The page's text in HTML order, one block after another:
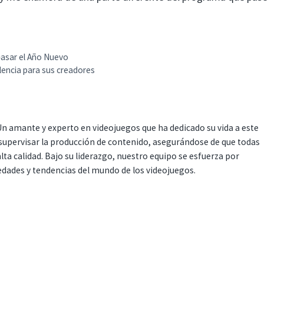
el Año Nuevo
para sus creadores
amante y experto en videojuegos que ha dedicado su vida a este
la producción de contenido, asegurándose de que todas
calidad. Bajo su liderazgo, nuestro equipo se esfuerza por
y tendencias del mundo de los videojuegos.